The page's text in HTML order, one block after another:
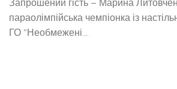
Запрошений гість – Марина
параолімпійська чемпіонка із
ГО “Необмежені...